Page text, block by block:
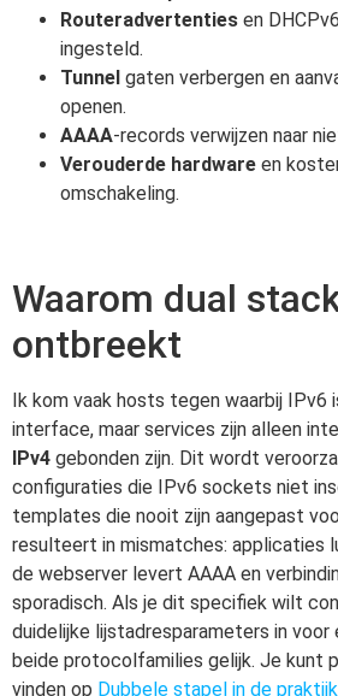
Routeradvertenties en
ingesteld.
Tunnel gaten verbergen en
openen.
AAAA-records verwijzen naar
Verouderde hardware en
omschakeling.
Waarom dual
ontbreekt
Ik kom vaak hosts tegen waarbij IPv6
interface, maar services zijn alleen
IPv4 gebonden zijn. Dit wordt
configuraties die IPv6 sockets niet
templates die nooit zijn aangepast
resulteert in mismatches: applicaties
de webserver levert AAAA en
sporadisch. Als je dit specifiek wilt
duidelijke lijstadresparameters in
beide protocolfamilies gelijk. Je kunt
vinden op Dubbele stapel in de praktijk